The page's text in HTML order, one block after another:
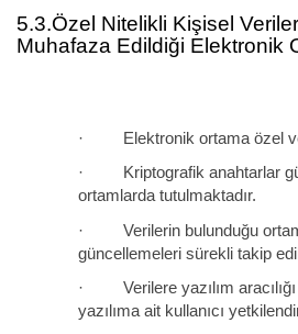
5.3.Özel Nitelikli Kişisel
Muhafaza Edildiği Elektronik
· Elektronik ortama özel
· Kriptografik anahtarlar
ortamlarda tutulmaktadır.
· Verilerin bulunduğu
güncellemeleri sürekli takip
· Verilere yazılım
yazılıma ait kullanıcı